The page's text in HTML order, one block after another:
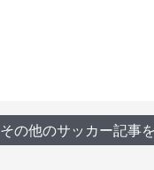
その他のサッカー記事